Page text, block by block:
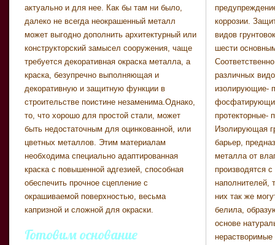
актуально и для нее. Как бы там ни было,
далеко не всегда неокрашенный металл
может выгодно дополнить архитектурный или
конструкторский замысел сооружения, чаще
требуется декоративная окраска металла, а
краска, безупречно выполняющая и
декоративную и защитную функции в
строительстве поистине незаменима.Однако,
то, что хорошо для простой стали, может
быть недостаточным для оцинкованной, или
цветных металлов. Этим материалам
необходима специально адаптированная
краска с повышенной адгезией, способная
обеспечить прочное сцепление с
окрашиваемой поверхностью, весьма
капризной и сложной для окраски.
Готовим основание
коррозии.
видов
шести
различных
изолирующие-
протекторные-
Изолирующая
барьер,
металла от
производятся
наполнителей,
них так же
белила,
основе
шпатлевки
связующее
специальные
продаже в двух
сухая
чистой водой в
инструкции по
разведенная
Наносите
ровняйте с
поверхность
и зашпатлевана,
работы -
лакокрасочных
материал, как и